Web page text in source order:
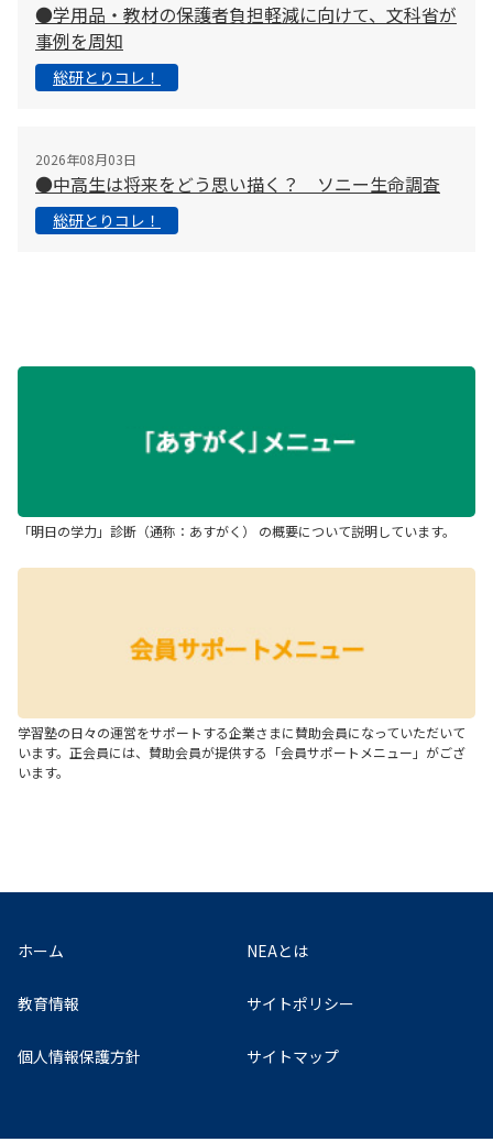
●学用品・教材の保護者負担軽減に向けて、文科省が
事例を周知
総研とりコレ！
2026年08月03日
●中高生は将来をどう思い描く？ ソニー生命調査
総研とりコレ！
「明日の学力」診断（通称：あすがく） の概要について説明しています。
学習塾の日々の運営をサポートする企業さまに賛助会員になっていただいて
います。正会員には、賛助会員が提供する「会員サポートメニュー」がござ
います。
ホーム NEAとは
教育情報 サイトポリシー
個人情報保護方針 サイトマップ